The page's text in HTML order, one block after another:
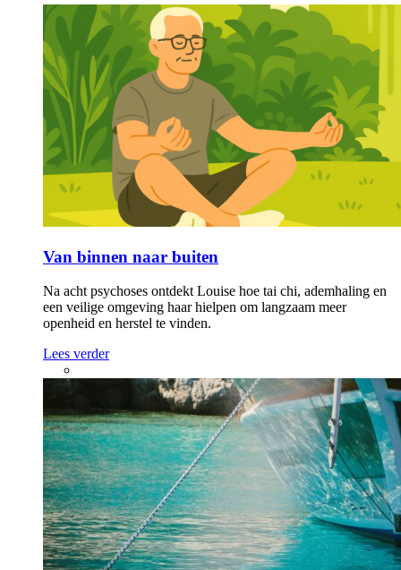
Van binnen naar buiten
Na acht psychoses ontdekt Louise hoe tai chi, ademhaling en
een veilige omgeving haar hielpen om langzaam meer
openheid en herstel te vinden.
Lees verder